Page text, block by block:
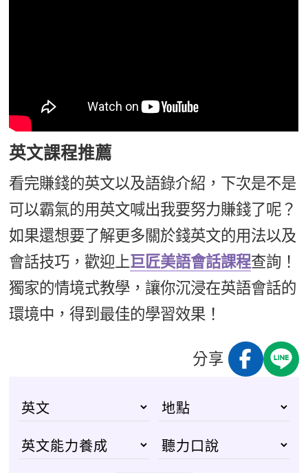
英文課程推薦
看完賺錢的英文以及語錄介紹，下次是不是
可以霸氣的用英文喊出我要努力賺錢了呢？
如果還想要了解更多關於錢英文的用法以及
會話技巧，歡迎上巨匠美語會話課程查詢！
獨家的情境式教學，讓你沉浸在英語會話的
環境中，得到最佳的學習效果！
分享